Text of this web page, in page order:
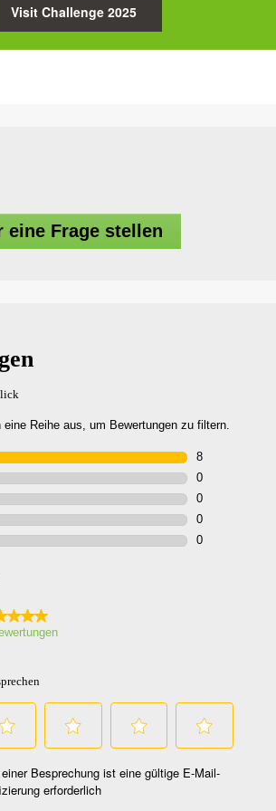
Visit Challenge 2025
eine Frage stellen